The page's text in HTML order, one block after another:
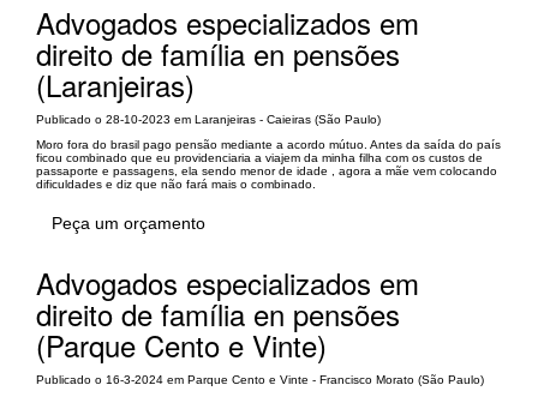
Advogados especializados em
direito de família en pensões
(Laranjeiras)
Publicado o 28-10-2023 em Laranjeiras - Caieiras (São Paulo)
Moro fora do brasil pago pensão mediante a acordo mútuo. Antes da saída do país
ficou combinado que eu providenciaria a viajem da minha filha com os custos de
passaporte e passagens, ela sendo menor de idade , agora a mãe vem colocando
dificuldades e diz que não fará mais o combinado.
Peça um orçamento
Advogados especializados em
direito de família en pensões
(Parque Cento e Vinte)
Publicado o 16-3-2024 em Parque Cento e Vinte - Francisco Morato (São Paulo)